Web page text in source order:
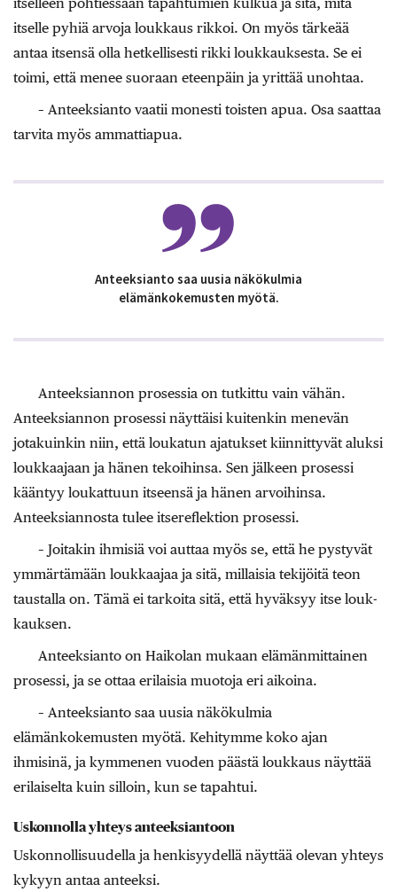
itselle pyhiä arvoja loukkaus rikkoi. On myös tärkeää
antaa itsensä olla hetkellisesti rikki loukkauksesta. Se ei
toimi, että menee suoraan eteenpäin ja yrittää unohtaa.
– Anteeksianto vaatii ­monesti toisten apua. Osa saattaa
tarvita myös ammattiapua.
Anteeksianto saa uusia näkökulmia
elämänkokemusten myötä.
Anteeksiannon prosessia on tutkittu vain vähän.
Anteeksiannon prosessi näyttäisi kuitenkin menevän
jotakuinkin niin, että loukatun ajatukset kiinnittyvät aluksi
loukkaajaan ja hänen tekoihinsa. Sen jälkeen prosessi
kääntyy loukattuun itseensä ja hänen arvoihinsa.
Anteeksiannosta tulee itsereflektion prosessi.
– Joitakin ihmisiä voi auttaa myös se, että he pystyvät
ymmärtämään loukkaajaa ja sitä, millaisia tekijöitä teon
taustalla on. Tämä ei tarkoita sitä, että hyväksyy itse louk­
kauksen.
Anteeksianto on Haikolan mukaan elämänmittainen
prosessi, ja se ottaa erilaisia muotoja eri aikoina.
– Anteeksianto saa uusia näkökulmia
elämänkokemusten myötä. Kehitymme koko ajan
ihmisinä, ja kymmenen vuoden päästä louk­kaus näyttää
erilaiselta kuin silloin, kun se tapahtui.
Uskonnolla yhteys anteeksiantoon
Uskonnollisuudella ja henkisyydellä näyttää olevan yhteys
kykyyn antaa anteeksi.